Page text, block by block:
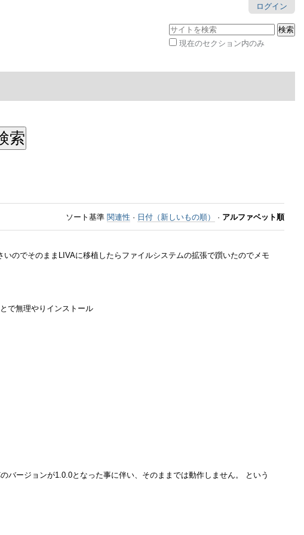
ログイン
サイトを検索
現在のセクション内のみ
検
ソート基準 関連性 · 日付（新しいもの順） · アルファベット順
のでそのままLIVAに移植したらファイルシステムの拡張で躓いたのでメモ
で無理やりインストール
バージョンが1.0.0となった事に伴い、そのままでは動作しません。 という